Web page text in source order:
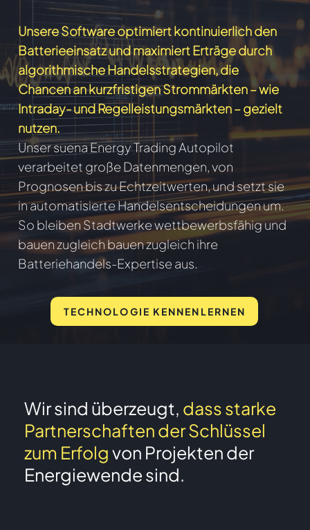
Unsere Software optimiert kontinuierlich den
Batterieeinsatz und maximiert Erträge durch
algorithmische Handelsstrategien, die
Chancen an kurzfristigen Strommärkten – wie
Intraday- und Regelleistungsmärkten – gezielt
nutzen.
Unser suena Energy Trading Autopilot
verarbeitet große Datenmengen, von
Prognosen bis zu Echtzeitwerten, und setzt sie
in automatisierte Handelsentscheidungen um.
So bleiben Stadtwerke wettbewerbsfähig und
bauen zugleich bauen zugleich ihre
Batteriehandels-Expertise aus.
TECHNOLOGIE KENNENLERNEN
Wir sind überzeugt, dass starke
Partnerschaften der Schlüssel
zum Erfolgvon Projekten der
Energiewende sind.